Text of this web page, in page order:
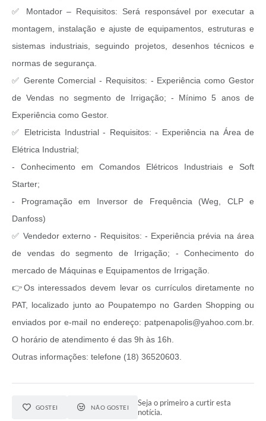
✅ Montador – Requisitos: Será responsável por executar a
montagem, instalação e ajuste de equipamentos, estruturas e
sistemas industriais, seguindo projetos, desenhos técnicos e
normas de segurança.
✅ Gerente Comercial - Requisitos: - Experiência como Gestor
de Vendas no segmento de Irrigação; - Mínimo 5 anos de
Experiência como Gestor.
✅ Eletricista Industrial - Requisitos: - Experiência na Área de
Elétrica Industrial;
- Conhecimento em Comandos Elétricos Industriais e Soft
Starter;
- Programação em Inversor de Frequência (Weg, CLP e
Danfoss)
✅ Vendedor externo - Requisitos: - Experiência prévia na área
de vendas do segmento de Irrigação; - Conhecimento do
mercado de Máquinas e Equipamentos de Irrigação.
👉Os interessados devem levar os currículos diretamente no
PAT, localizado junto ao Poupatempo no Garden Shopping ou
enviados por e-mail no endereço: patpenapolis@yahoo.com.br.
O horário de atendimento é das 9h às 16h.
Outras informações: telefone (18) 36520603.
GOSTEI NÃO GOSTEI
Seja o primeiro a curtir esta
notícia.